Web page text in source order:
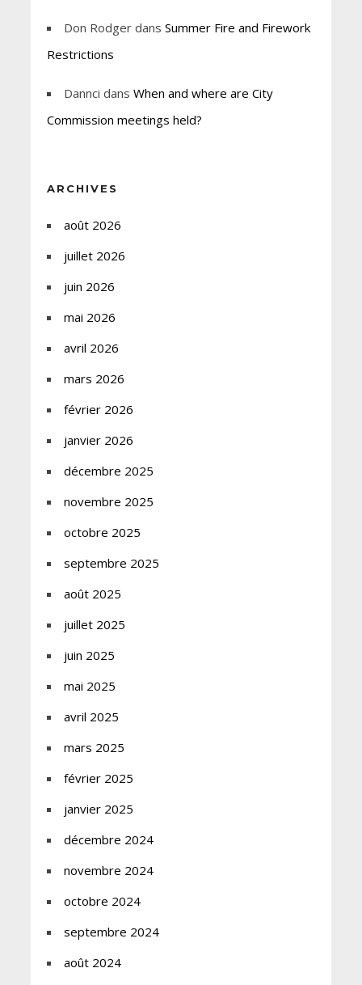
Don Rodgerdans Summer Fire and Firework
Restrictions
Dannci dans When and where are City
Commission meetings held?
ARCHIVES
août 2026
juillet 2026
juin 2026
mai 2026
avril 2026
mars 2026
février 2026
janvier 2026
décembre 2025
novembre 2025
octobre 2025
septembre 2025
août 2025
juillet 2025
juin 2025
mai 2025
avril 2025
mars 2025
février 2025
janvier 2025
décembre 2024
novembre 2024
octobre 2024
septembre 2024
août 2024